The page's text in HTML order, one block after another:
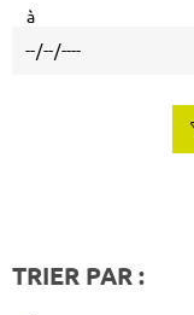
à
TRIER PAR :